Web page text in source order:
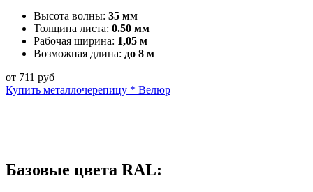
Высота волны: 35 мм
Толщина листа: 0.50 мм
Рабочая ширина: 1,05 м
Возможная длина: до 8 м
от 711 руб
Купить металлочерепицу * Велюр
Базовые цвета RAL: